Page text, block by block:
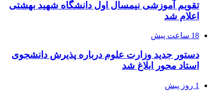
تقویم آموزشی نیمسال اول دانشگاه شهید بهشتی
اعلام شد
18 ساعت پیش
دستور جدید وزارت علوم درباره پذیرش دانشجوی
استاد محور ابلاغ شد
1 روز پیش